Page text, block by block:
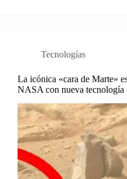
Tecnologías
La icónica «cara de Marte»
NASA con nueva tecnología